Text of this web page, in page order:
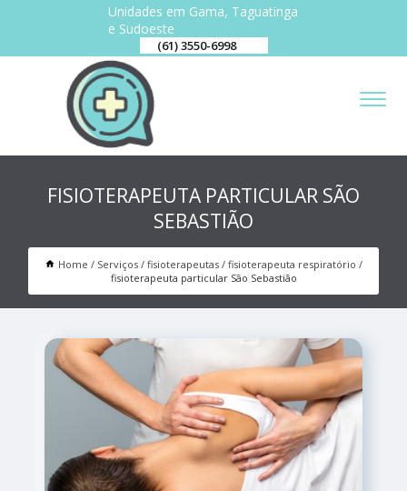
Unidades em Gama, Taguatinga
e Sudoeste
(61) 3550-6998
FISIOTERAPEUTA PARTICULAR SÃO
SEBASTIÃO
Home Serviços fisioterapeutas
fisioterapeuta respiratório
fisioterapeuta particular São Sebastião